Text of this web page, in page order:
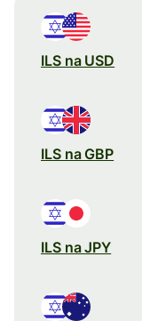
ILS na USD
ILS na GBP
ILS na JPY